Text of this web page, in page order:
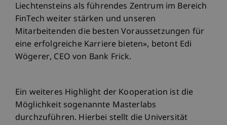
Liechtensteins als führendes Zentrum im Bereich
FinTech weiter stärken und unseren
Mitarbeitenden die besten Voraussetzungen für
eine erfolgreiche Karriere bieten», betont Edi
Wögerer, CEO von Bank Frick.
Ein weiteres Highlight der Kooperation ist die
Möglichkeit sogenannte Masterlabs
durchzuführen. Hierbei stellt die Universität